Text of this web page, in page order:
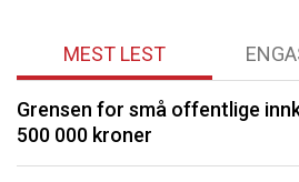
MEST LEST
Grensen for små offentlige
500 000 kroner